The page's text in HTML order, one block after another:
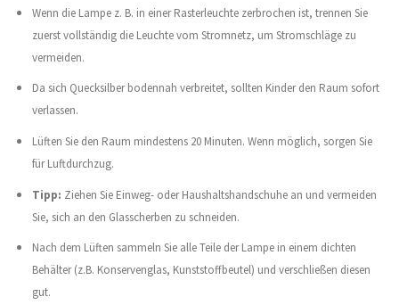
Wenn die Lampe z. B. in einer Rasterleuchte zerbrochen ist, trennen Sie
zuerst vollständig die Leuchte vom Stromnetz, um Stromschläge zu
vermeiden.
Da sich Quecksilber bodennah verbreitet, sollten Kinder den Raum sofort
verlassen.
Lüften Sie den Raum mindestens 20 Minuten. Wenn möglich, sorgen Sie
für Luftdurchzug.
Tipp: Ziehen Sie Einweg- oder Haushaltshandschuhe an und vermeiden
Sie, sich an den Glasscherben zu schneiden.
Nach dem Lüften sammeln Sie alle Teile der Lampe in einem dichten
Behälter (z.B. Konservenglas, Kunststoffbeutel) und verschließen diesen
gut.